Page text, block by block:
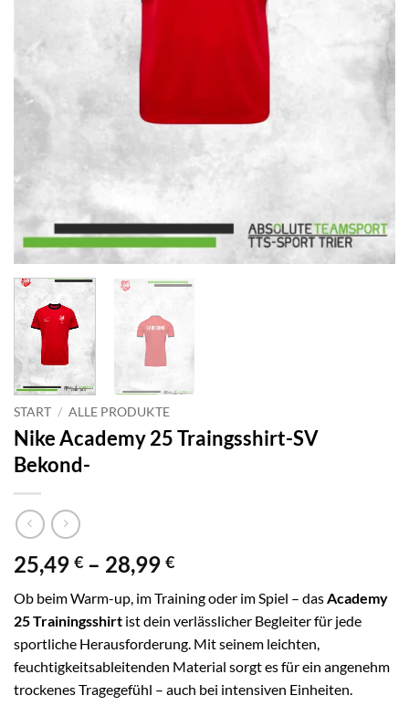
START / ALLE PRODUKTE
Nike Academy 25 Traingsshirt-SV
Bekond-
25,49 € – 28,99 €Preisspanne:
bis
28,99 €
Ob beim Warm-up, im Training oder im Spiel – dasAcademy
25 Trainingsshirt ist dein verlässlicher Begleiter für jede
sportliche Herausforderung. Mit seinem leichten,
feuchtigkeitsableitenden Material sorgt es für ein angenehm
trockenes Tragegefühl – auch bei intensiven Einheiten.